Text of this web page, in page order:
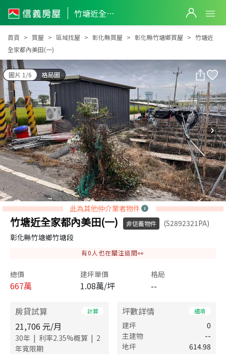
竹塘近全家都內美田(一)
竹塘近全家都內美田(一)
首頁 買屋 區域找屋 彰化縣買屋 彰化縣竹塘鄉買屋
竹塘近
全家都內美田(一)
圖片 1/6 格局圖
此為其他仲介業者物件
竹塘近全家都內美田(一) 非信義物件
(S2892321PA)
彰化縣竹塘鄉竹塘段
有0 人也在關注這間👀
總價
667萬
建坪單價
1.08萬/坪
格局
--
房貸試算 計算
21,706 元/月
30年 | 利率2.35%概算 | 2
年寬限期
坪數詳情 細項
建坪
0
主建物
--
地坪
614.98